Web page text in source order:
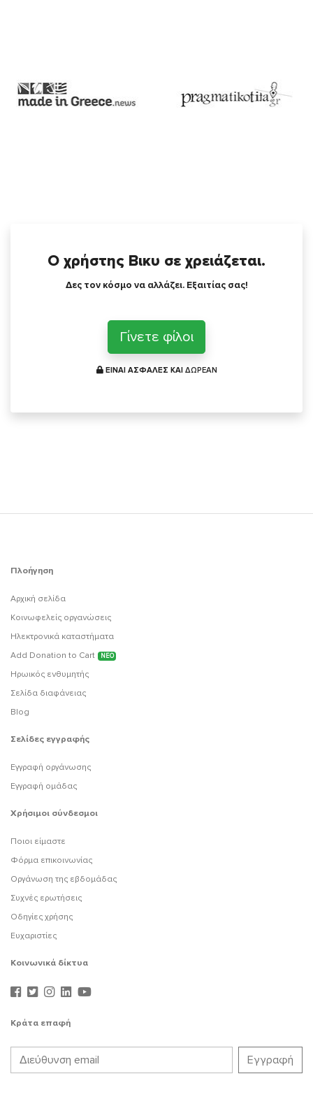
Ο χρήστης Βικυ σε χρειάζεται.
Δες τον κόσμο να αλλάζει. Εξαιτίας σας!
Γίνετε φίλοι
ΕΙΝΑΙ ΑΣΦΑΛΕΣ ΚΑΙ ΔΩΡΕΑΝ
Πλοήγηση
Αρχική σελίδα
Κοινωφελείς οργανώσεις
Ηλεκτρονικά καταστήματα
Add Donation to Cart
ΝΕΟ
Ηρωικός ενθυμητής
Σελίδα διαφάνειας
Blog
Σελίδες εγγραφής
Εγγραφή οργάνωσης
Εγγραφή ομάδας
Χρήσιμοι σύνδεσμοι
Ποιοι είμαστε
Φόρμα επικοινωνίας
Οργάνωση της εβδομάδας
Συχνές ερωτήσεις
Οδηγίες χρήσης
Ευχαριστίες
Κοινωνικά δίκτυα
Κράτα επαφή